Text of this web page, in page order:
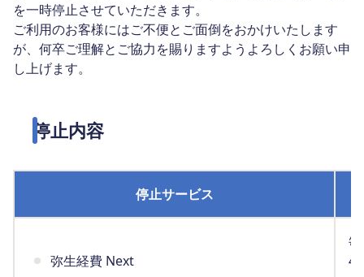
を一時停止させていただきます。
ご利用のお客様にはご不便とご面倒をおかけいたします
が、何卒ご理解とご協力を賜りますようよろしくお願い申
し上げます。
停止内容
停止サービス
弥生経費 Next